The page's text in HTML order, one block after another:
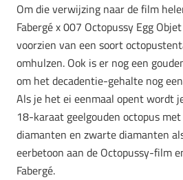
Om die verwijzing naar de film
Fabergé x 007 Octopussy Egg
voorzien van een soort
omhulzen. Ook is er nog een
om het decadentie-gehalte nog
Als je het ei eenmaal opent wordt
18-karaat geelgouden octopus
diamanten en zwarte diamanten
eerbetoon aan de Octopussy-film
Fabergé.